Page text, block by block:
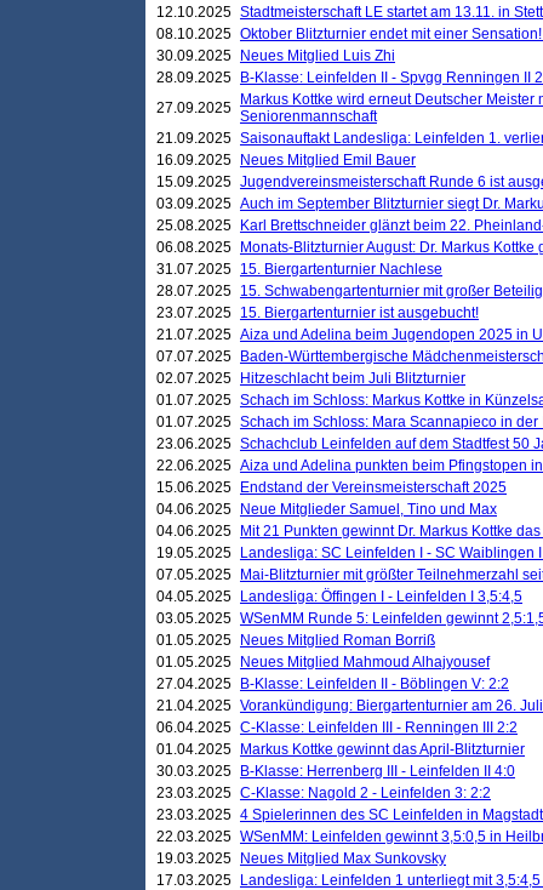
12.10.2025 Stadtmeisterschaft LE startet am 13.11. in
08.10.2025 Oktober Blitzturnier endet mit einer
30.09.2025
Neues Mitglied Luis Zhi
28.09.2025
B-Klasse: Leinfelden II - Spvgg Renningen II
27.09.2025
Markus Kottke wird erneut Deutscher Meister
Seniorenmannschaft
21.09.2025 Saisonauftakt Landesliga: Leinfelden 1.
16.09.2025
Neues Mitglied Emil Bauer
15.09.2025 Jugendvereinsmeisterschaft Runde 6 ist
03.09.2025 Auch im September Blitzturnier siegt Dr.
25.08.2025
Karl Brettschneider glänzt beim 22.
06.08.2025
Monats-Blitzturnier August: Dr. Markus Kottke
31.07.2025 15. Biergartenturnier Nachlese
28.07.2025 15. Schwabengartenturnier mit großer
23.07.2025 15. Biergartenturnier ist ausgebucht!
21.07.2025 Aiza und Adelina beim Jugendopen 2025 in
07.07.2025
Baden-Württembergische
02.07.2025
Hitzeschlacht beim Juli Blitzturnier
01.07.2025 Schach im Schloss: Markus Kottke in
01.07.2025 Schach im Schloss: Mara Scannapieco in der
23.06.2025 Schachclub Leinfelden auf dem Stadtfest 50
22.06.2025 Aiza und Adelina punkten beim Pfingstopen
15.06.2025
Endstand der Vereinsmeisterschaft 2025
04.06.2025
Neue Mitglieder Samuel, Tino und Max
04.06.2025
Mit 21 Punkten gewinnt Dr. Markus Kottke
19.05.2025
Landesliga: SC Leinfelden I - SC Waiblingen
07.05.2025
Mai-Blitzturnier mit größter Teilnehmerzahl
04.05.2025
Landesliga: Öffingen I - Leinfelden I 3,5:4,5
03.05.2025 WSenMM Runde 5: Leinfelden gewinnt
01.05.2025
Neues Mitglied Roman Borriß
01.05.2025
Neues Mitglied Mahmoud Alhajyousef
27.04.2025
B-Klasse: Leinfelden II - Böblingen V: 2:2
21.04.2025 Vorankündigung: Biergartenturnier am 26. Juli
06.04.2025 C-Klasse: Leinfelden III - Renningen III 2:2
01.04.2025
Markus Kottke gewinnt das April-Blitzturnier
30.03.2025
B-Klasse: Herrenberg III - Leinfelden II 4:0
23.03.2025 C-Klasse: Nagold 2 - Leinfelden 3: 2:2
23.03.2025 4 Spielerinnen des SC Leinfelden in Magstadt
22.03.2025 WSenMM: Leinfelden gewinnt 3,5:0,5 in
19.03.2025
Neues Mitglied Max Sunkovsky
17.03.2025
Landesliga: Leinfelden 1 unterliegt mit